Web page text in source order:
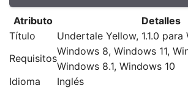
Atributo
Detalles
Título
Undertale Yellow, 1.1.0 para
Requisitos
Windows 8, Windows 11,
Windows 8.1, Windows 10
Idioma
Inglés